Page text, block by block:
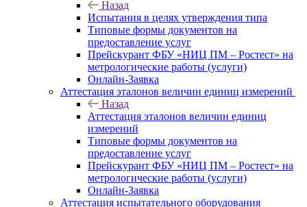
Назад
Испытания в целях утверждения типа
Типовые формы документов на
предоставление услуг
Прейскурант ФБУ «НИЦ ПМ – Ростест» на
метрологические работы (услуги)
Онлайн-Заявка
Аттестация эталонов величин единиц измерений
Назад
Аттестация эталонов величин единиц
измерений
Типовые формы документов на
предоставление услуг
Прейскурант ФБУ «НИЦ ПМ – Ростест» на
метрологические работы (услуги)
Онлайн-Заявка
Аттестация испытательного оборудования